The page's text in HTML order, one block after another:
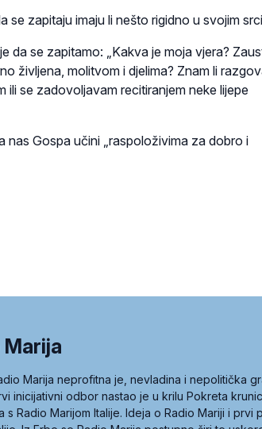
se zapitaju imaju li nešto rigidno u svojim
da se zapitamo: „Kakva je moja vjera?
življena, ​​molitvom i djelima? Znam li
ili se zadovoljavam recitiranjem neke lijepe
nas Gospa učini „raspoloživima za dobro i
Marija
Marija neprofitna je, nevladina i nepolitička
inicijativni odbor nastao je u krilu Pokreta
s Radio Marijom Italije. Ideja o Radio Mariji i prvi